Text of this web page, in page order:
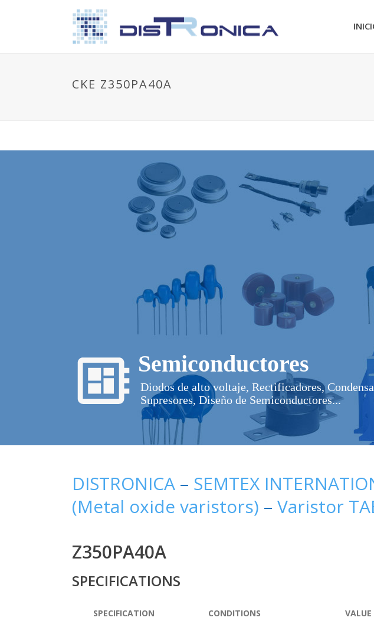
CKE Z350PA40A
Semiconductores
Diodos de alto voltaje, Rectificadores,
Supresores, Diseño de Semiconductores...
DISTRONICA – SEMTEX
(Metal oxide varistors) – Varistor
Z350PA40A
SPECIFICATIONS
SPECIFICATION CONDITIONS VALUE